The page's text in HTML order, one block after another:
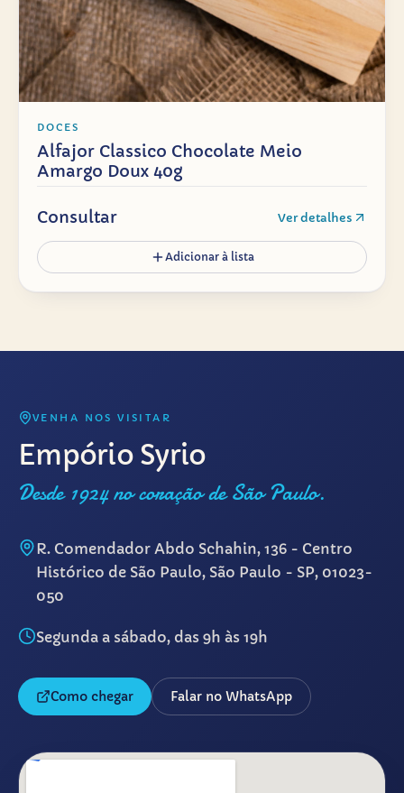
DOCES
Alfajor Classico Chocolate Meio
Amargo Doux 40g
Consultar Ver detalhes
Adicionar à lista
VENHA NOS VISITAR
Empório Syrio
Desde 1924 no coração de São Paulo.
R. Comendador Abdo Schahin, 136 - Centro
Histórico de São Paulo, São Paulo - SP, 01023-
050
Segunda a sábado, das 9h às 19h
Como chegar Falar no WhatsApp